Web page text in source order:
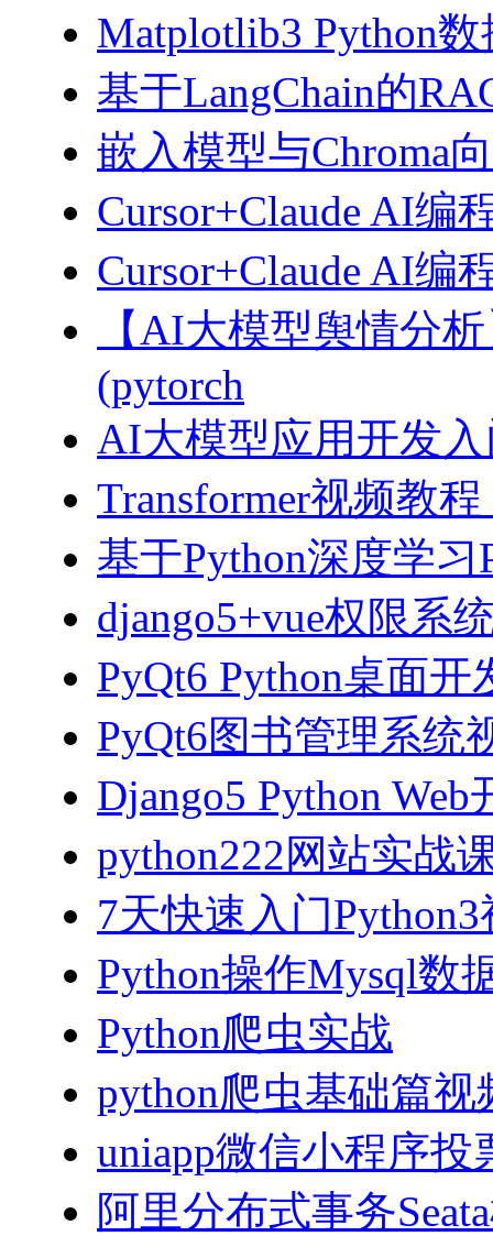
Matplotlib3 Python
基于LangChain的
嵌入模型与Chroma
Cursor+Claude AI编
Cursor+Claude AI编
【AI大模型舆情分
(pytorch
AI大模型应用开发入
Transformer视频教
基于Python深度学
django5+vue权限系
PyQt6 Python桌面开
PyQt6图书管理系统
Django5 Python
python222网站实战
7天快速入门
Python操作Mysql数
Python爬虫实战
python爬虫基础篇视
uniapp微信小程序投
阿里分布式事务